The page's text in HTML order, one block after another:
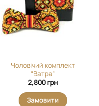
Чоловічий комплект
“Ватра”
2,800 грн
Замовити